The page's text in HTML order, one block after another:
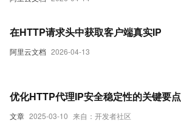
阿里云文档 2026-04-13
在HTTP请求头中获取客户端真实IP
文章 2025-03-10 来自：开发者社区
优化HTTP代理IP安全稳定性的关键要点